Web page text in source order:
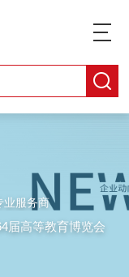
业服务商
届高等教育博览会